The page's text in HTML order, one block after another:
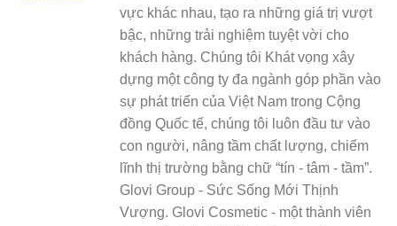
vực khác nhau, tạo ra những giá trị vượt
bậc, những trải nghiệm tuyệt vời cho
khách hàng. Chúng tôi Khát vọng xây
dựng một công ty đa ngành góp phần vào
sự phát triển của Việt Nam trong Cộng
đồng Quốc tế, chúng tôi luôn đầu tư vào
con người, nâng tầm chất lượng, chiếm
lĩnh thị trường bằng chữ “tín - tâm - tầm”.
Glovi Group - Sức Sống Mới Thịnh
Vượng. Glovi Cosmetic - một thành viên